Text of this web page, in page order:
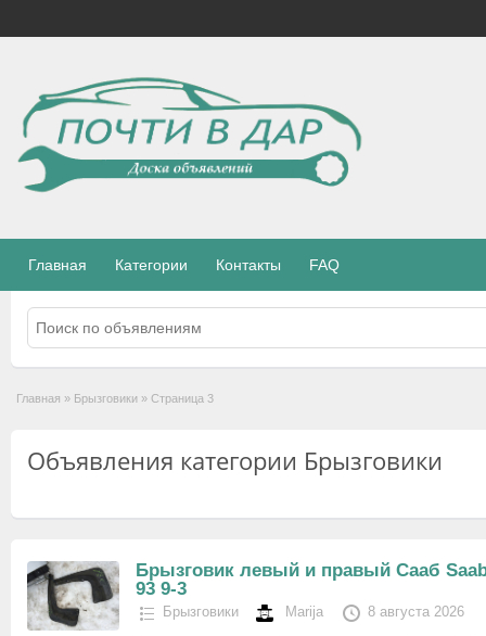
Главная Категории Контакты FAQ
Главная » Брызговики » Страница 3
Объявления категории Брызговики
Брызговик левый и правый Сааб
93 9-3
Брызговики Marija 8 августа 2026